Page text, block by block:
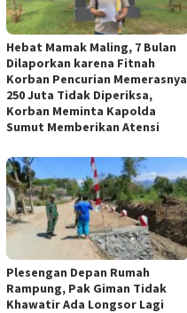
Hebat Mamak Maling, 7 Bulan
Dilaporkan karena Fitnah
Korban Pencurian Memerasnya
250 Juta Tidak Diperiksa,
Korban Meminta Kapolda
Sumut Memberikan Atensi
Plesengan Depan Rumah
Rampung, Pak Giman Tidak
Khawatir Ada Longsor Lagi